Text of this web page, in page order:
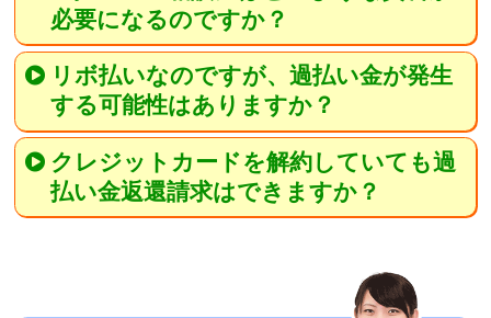
必要になるのですか？
リボ払いなのですが、過払い金が発生
する可能性はありますか？
クレジットカードを解約していても過
払い金返還請求はできますか？